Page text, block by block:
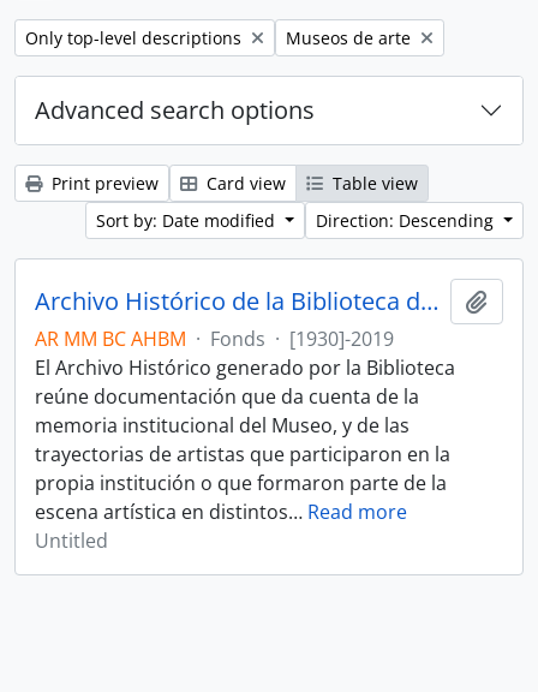
Remove filter:
Only top-level descriptions Remove filter:
Museos de arte
Advanced search options
Print preview Card view
Table view
Sort by: Date modified
Direction: Descending
Archivo Histórico de la Biblioteca del Museo
AR MM BC AHBM · Fonds · [1930]-2019
El Archivo Histórico generado por la Biblioteca
reúne documentación que da cuenta de la
memoria institucional del Museo, y de las
trayectorias de artistas que participaron en la
propia institución o que formaron parte de la
escena artística en distintos… Read more
Untitled